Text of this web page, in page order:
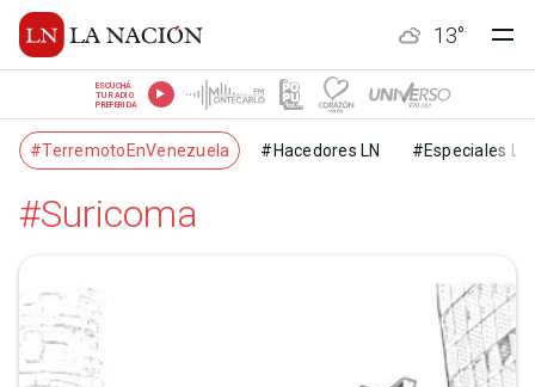
13°
ESCUCHÁ
TU RADIO
PREFERIDA
#TerremotoEnVenezuela #Hacedores LN #Especiales LN
#Suricoma